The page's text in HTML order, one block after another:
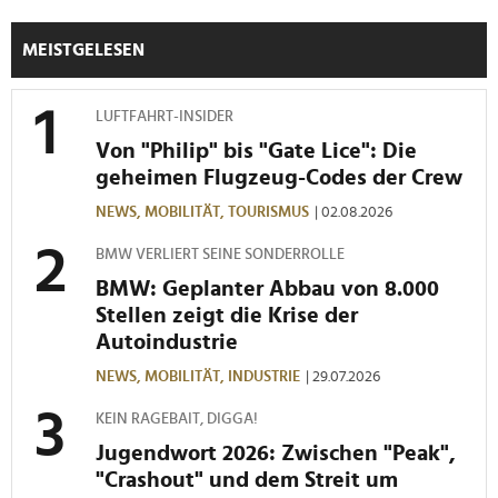
MEISTGELESEN
LUFTFAHRT-INSIDER
Von "Philip" bis "Gate Lice": Die
geheimen Flugzeug-Codes der Crew
NEWS, MOBILITÄT, TOURISMUS | 02.08.2026
BMW VERLIERT SEINE SONDERROLLE
BMW: Geplanter Abbau von 8.000
Stellen zeigt die Krise der
Autoindustrie
NEWS, MOBILITÄT, INDUSTRIE | 29.07.2026
KEIN RAGEBAIT, DIGGA!
Jugendwort 2026: Zwischen "Peak",
"Crashout" und dem Streit um